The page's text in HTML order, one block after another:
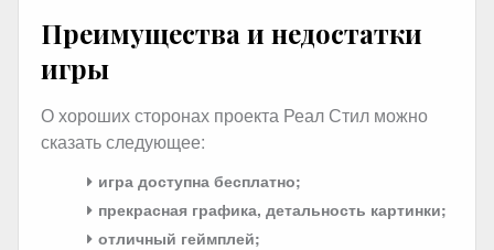
Преимущества и недостатки
игры
О хороших сторонах проекта Реал Стил можно
сказать следующее:
игра доступна бесплатно;
прекрасная графика, детальность картинки;
отличный геймплей;